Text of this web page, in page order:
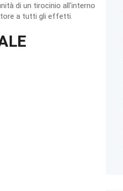
di un tirocinio all'interno
a tutti gli effetti.